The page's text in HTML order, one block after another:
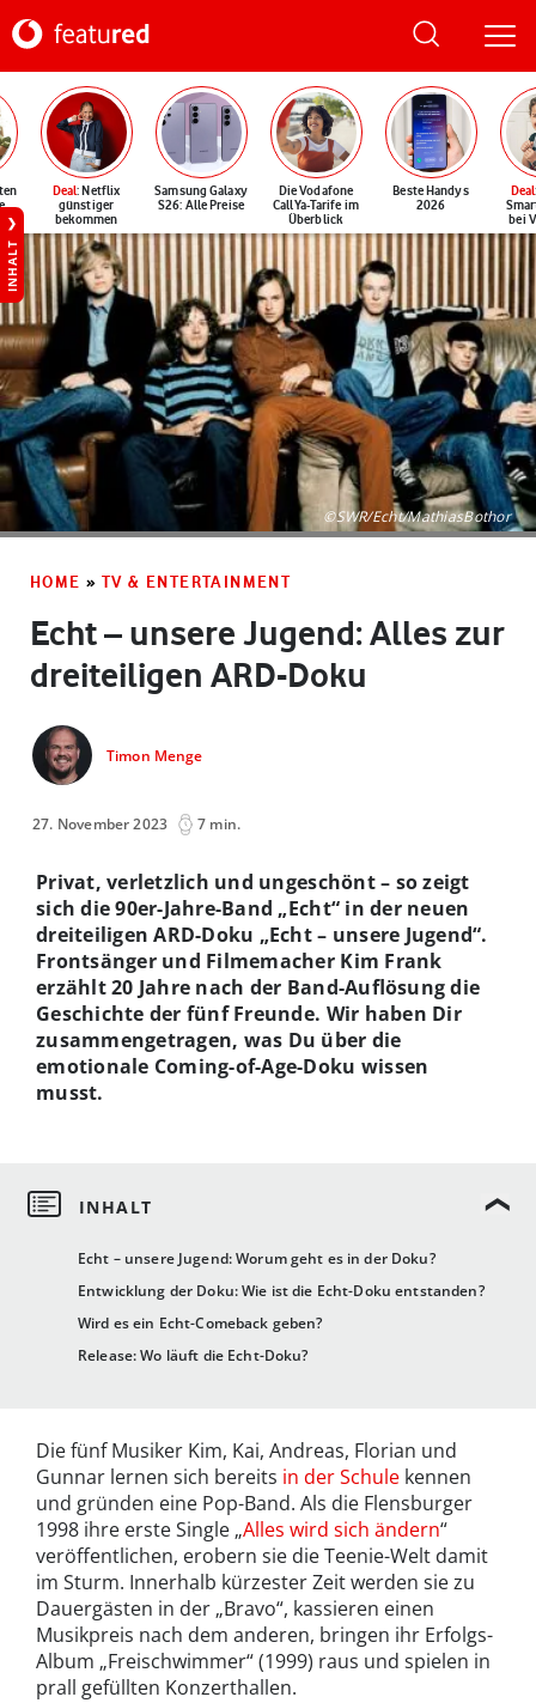
Deal: Netflix
günstiger
bekommen
Samsung Galaxy
S26: Alle Preise
Die Vodafone
CallYa-Tarife im
Überblick
Beste Handys
2026
Deal
bei
INHALT
©SWR/Echt/MathiasBothor
HOME » TV & ENTERTAINMENT
Echt – unsere Jugend: Alles zur
dreiteiligen ARD-Doku
Timon Menge
27. November 2023 7 min.
Echt – unsere Jugend: Worum geht es in der Doku?
Entwicklung der Doku: Wie ist die Echt-Doku entstanden?
Wird es ein Echt-Comeback geben?
Release: Wo läuft die Echt-Doku?
Privat, verletzlich und ungeschönt – so zeigt
sich die 90er-Jahre-Band „Echt“ in der neuen
dreiteiligen ARD-Doku „Echt – unsere Jugend“.
Frontsänger und Filmemacher Kim Frank
erzählt 20 Jahre nach der Band-Auflösung die
Geschichte der fünf Freunde. Wir haben Dir
zusammengetragen, was Du über die
emotionale Coming-of-Age-Doku wissen
musst.
Die fünf Musiker Kim, Kai, Andreas, Florian und
Gunnar lernen sich bereits in der Schule kennen
und gründen eine Pop-Band. Als die Flensburger
1998 ihre erste Single „Alles wird sich ändern“
veröffentlichen, erobern sie die Teenie-Welt damit
im Sturm. Innerhalb kürzester Zeit werden sie zu
Dauergästen in der „Bravo“, kassieren einen
Musikpreis nach dem anderen, bringen ihr Erfolgs-
Album „Freischwimmer“ (1999) raus und spielen in
prall gefüllten Konzerthallen.